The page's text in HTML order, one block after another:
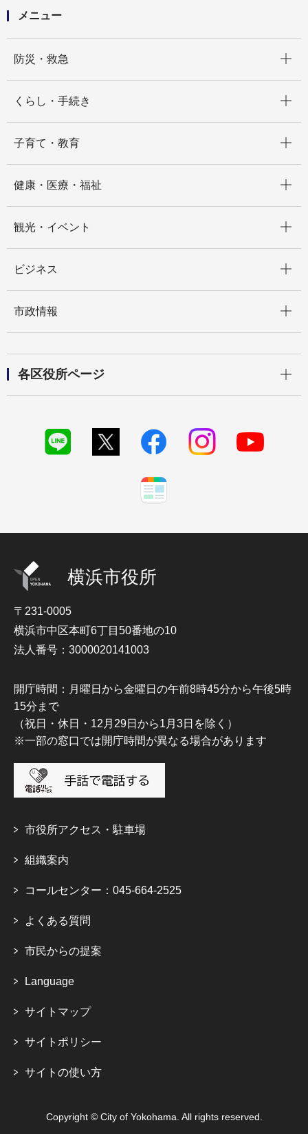
メニュー
防災・救急
くらし・手続き
子育て・教育
健康・医療・福祉
観光・イベント
ビジネス
市政情報
各区役所ページ
横浜市役所
〒231-0005
横浜市中区本町6丁目50番地の10
法人番号：3000020141003
開庁時間：月曜日から金曜日の午前8時45分から午後5時
15分まで
（祝日・休日・12月29日から1月3日を除く）
※一部の窓口では開庁時間が異なる場合があります
市役所アクセス・駐車場
組織案内
コールセンター：045-664-2525
よくある質問
市民からの提案
Language
サイトマップ
サイトポリシー
サイトの使い方
Copyright © City of Yokohama. All rights reserved.